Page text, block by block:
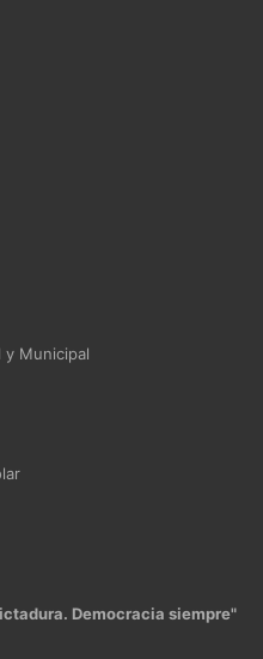
y Municipal
Democracia siempre"